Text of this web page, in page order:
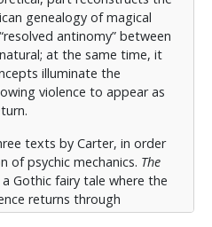
και αποκτά
μελλοντικά γεγονότα
Tristessa)
Το μεθύστερο βίωμα
βιοπολιτικό σώμα που
του κόσμου του χωρίς
Γυναίκα
ως σκηνή
οι θύτες και τα θύματα
κύκλο όπου η
το
εκδοχή του
genealogy of magical
antinomy” between
at the same time, it
illuminate the
violence to appear as
texts by Carter, in order
of psychic mechanics. The
Gothic fairy tale where the
returns through
bloodstain, music). The